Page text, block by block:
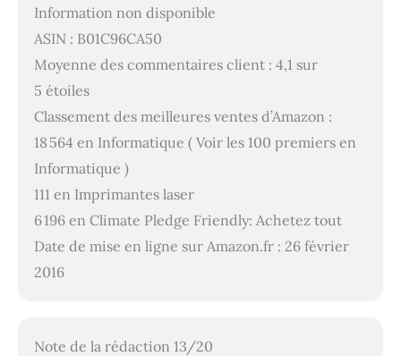
Information non disponible
ASIN : B01C96CA50
Moyenne des commentaires client : 4,1 sur
5 étoiles
Classement des meilleures ventes d’Amazon :
18 564 en Informatique ( Voir les 100 premiers en
Informatique )
111 en Imprimantes laser
6 196 en Climate Pledge Friendly: Achetez tout
Date de mise en ligne sur Amazon.fr : 26 février
2016
Note de la rédaction 13/20